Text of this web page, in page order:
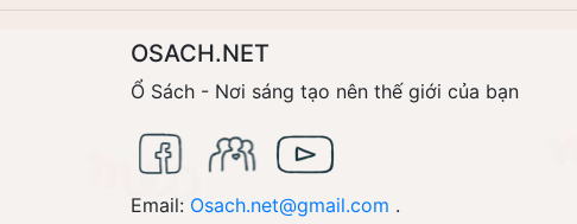
OSACH.NET
Ổ Sách - Nơi sáng tạo nên thế giới của bạn
Email: Osach.net@gmail.com .